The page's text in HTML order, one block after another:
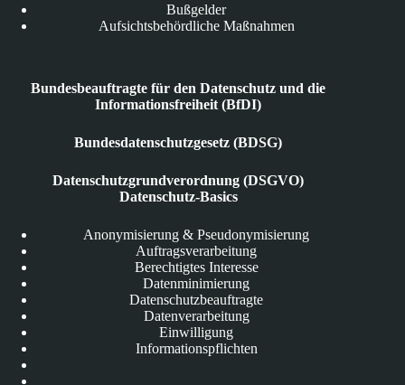
Bußgelder
Aufsichtsbehördliche Maßnahmen
Bundesbeauftragte für den Datenschutz und die
Informationsfreiheit (BfDI)
Bundesdatenschutzgesetz (BDSG)
Datenschutzgrundverordnung (DSGVO)
Datenschutz-Basics
Anonymisierung & Pseudonymisierung
Auftragsverarbeitung
Berechtigtes Interesse
Datenminimierung
Datenschutzbeauftragte
Datenverarbeitung
Einwilligung
Informationspflichten